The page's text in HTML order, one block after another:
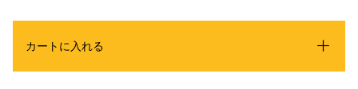
カートに入れる